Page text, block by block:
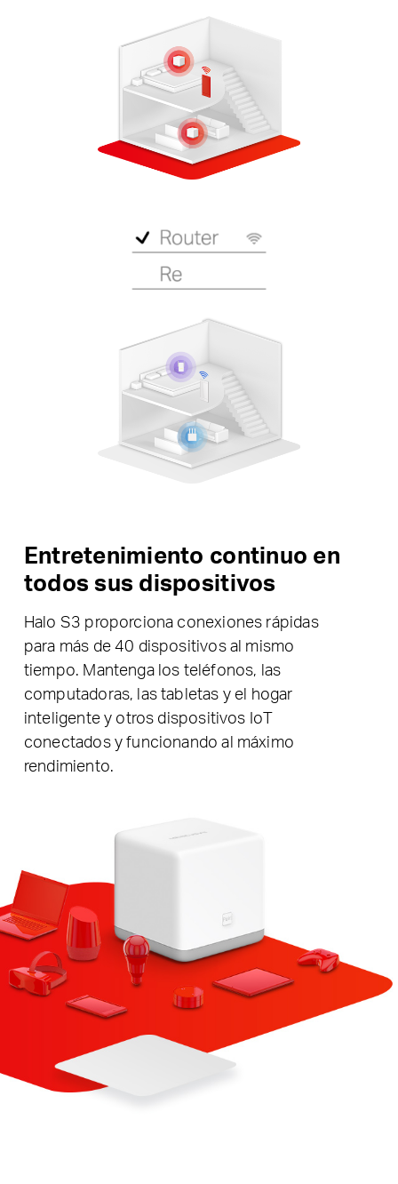
Entretenimiento continuo en
todos sus dispositivos
Halo S3 proporciona conexiones rápidas
para más de 40 dispositivos al mismo
tiempo. Mantenga los teléfonos, las
computadoras, las tabletas y el hogar
inteligente y otros dispositivos IoT
conectados y funcionando al máximo
rendimiento.